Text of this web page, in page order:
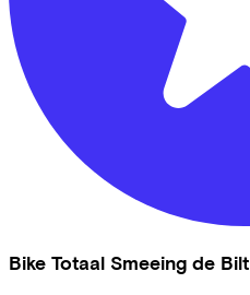
Bike Totaal Smeeing de Bilt